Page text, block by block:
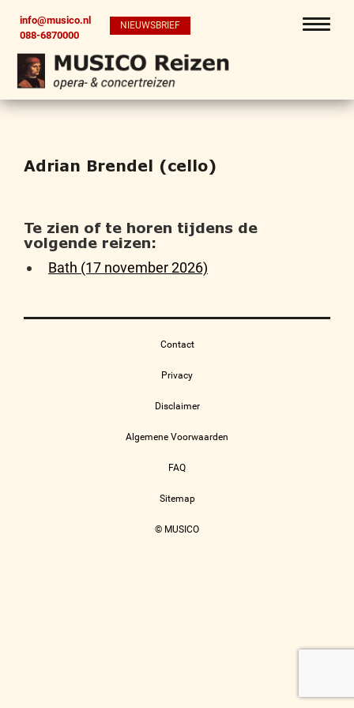
info@musico.nl
088-6870000
NIEUWSBRIEF
Adrian Brendel (cello)
Te zien of te horen tijdens de
volgende reizen:
Bath (17 november 2026)
Contact
Privacy
Disclaimer
Algemene Voorwaarden
FAQ
Sitemap
© MUSICO